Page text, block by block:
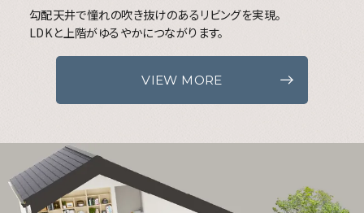
勾配天井で憧れの吹き抜けのあるリビングを実現。
LDKと上階がゆるやかにつながります。
VIEW MORE